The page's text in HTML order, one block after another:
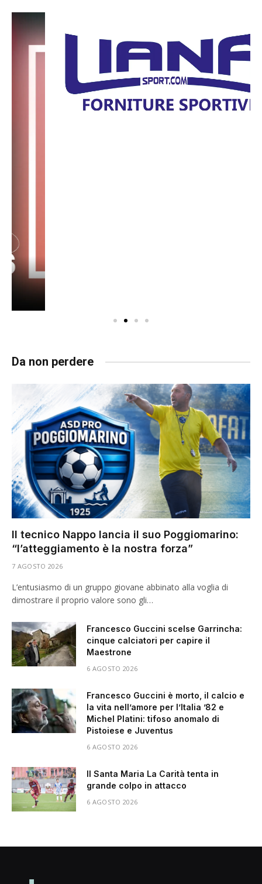
Da non perdere
Il tecnico Nappo lancia il suo Poggiomarino:
“l’atteggiamento è la nostra forza”
7 AGOSTO 2026
L’entusiasmo di un gruppo giovane abbinato alla voglia di
dimostrare il proprio valore sono gli…
Francesco Guccini scelse Garrincha:
cinque calciatori per capire il
Maestrone
6 AGOSTO 2026
Francesco Guccini è morto, il calcio e
la vita nell’amore per l’Italia ’82 e
Michel Platini: tifoso anomalo di
Pistoiese e Juventus
6 AGOSTO 2026
Il Santa Maria La Carità tenta in
grande colpo in attacco
6 AGOSTO 2026